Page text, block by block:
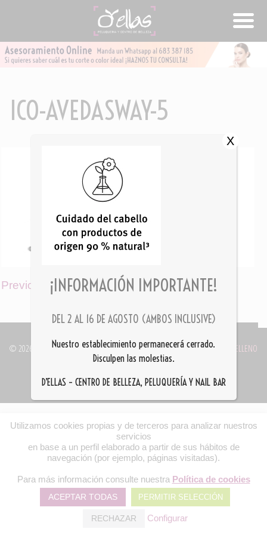
ICO-AVEDASWAY-5
Previous Image /
© 2026 - PELUQUERÍA D'ELLAS ® 949 21 04 88 || WEB DESARROLLADA POR
DELLENO
POLÍTICA DE PRIVACIDAD Y AVISOS LEGALES
Utilizamos cookies propias y de terceros para analizar nuestros
servicios
en base a un perfil elaborado a partir de sus hábitos de
navegación (por ejemplo, páginas visitadas).
Para más información consulte nuestra Política de cookies
ACEPTAR TODAS PERMITIR SELECCIÓN
RECHAZAR Configurar
¡INFORMACIÓN IMPORTANTE!
DEL 2 AL 16 DE AGOSTO (AMBOS INCLUSIVE)
Nuestro establecimiento permanecerá cerrado.
Disculpen las molestias.
D’ELLAS – CENTRO DE BELLEZA, PELUQUERÍA Y NAIL BAR
X